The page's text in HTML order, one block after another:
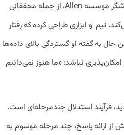
حنانه حاجی‌شیرزی، استاد دانشگاه واشنگتن و پژوهشگر موسسه Allen، از جمله محققانی
تیم او ابزاری طراحی کرده که رفتار
حال به گفته او گستردگی بالای داده‌ها
نباشد: «ما هنوز نمی‌دانیم
فرآیند استدلال چندمرحله‌ای است.
از ارائه پاسخ، چند مرحله موسوم به